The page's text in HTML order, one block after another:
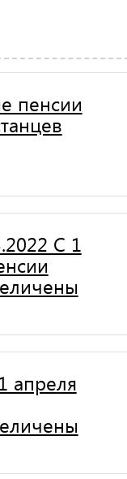
пенсии
С 1
апреля